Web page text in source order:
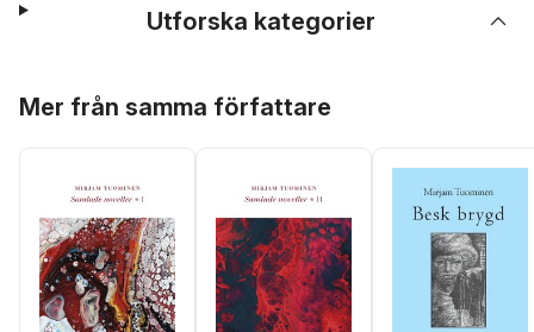
Utforska kategorier
Mer från samma författare